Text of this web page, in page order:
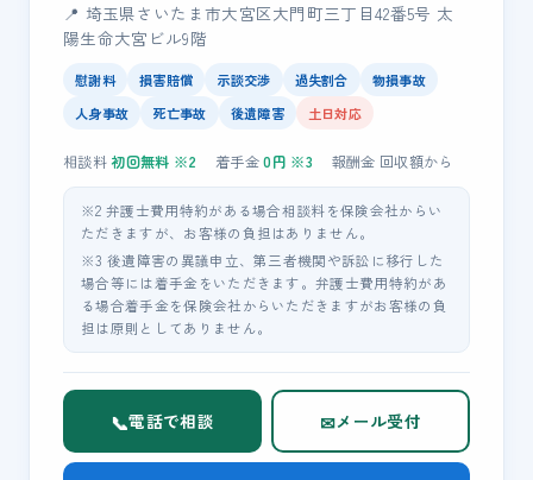
📍 埼玉県さいたま市大宮区大門町三丁目42番5号 太
陽生命大宮ビル9階
慰謝料 損害賠償 示談交渉 過失割合
物損事故
人身事故
死亡事故 後遺障害 土日対応
相談料初回無料 ※2 着手金0円 ※3 報酬金 回収額から
※2 弁護士費用特約がある場合相談料を保険会社からい
ただきますが、お客様の負担はありません。
※3 後遺障害の異議申立、第三者機関や訴訟に移行した
場合等には着手金をいただきます。弁護士費用特約があ
る場合着手金を保険会社からいただきますがお客様の負
担は原則としてありません。
📞電話で相談 ✉メール受付